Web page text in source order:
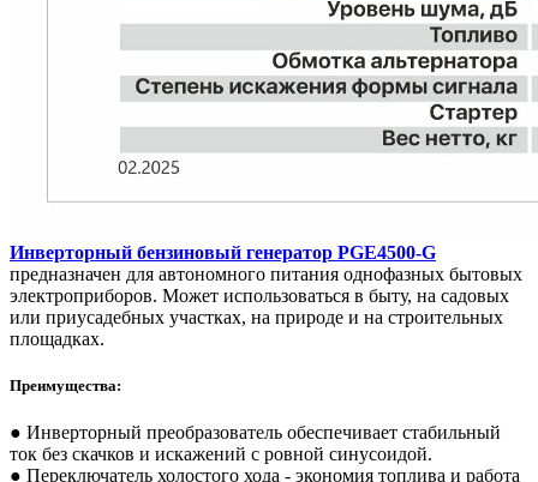
Инверторный бензиновый генератор PGE4500-G
предназначен для автономного питания однофазных бытовых
электроприборов. Может использоваться в быту, на садовых
или приусадебных участках, на природе и на строительных
площадках.
Преимущества:
● Инверторный преобразователь обеспечивает стабильный
ток без скачков и искажений с ровной синусоидой.
● Переключатель холостого хода - экономия топлива и работа